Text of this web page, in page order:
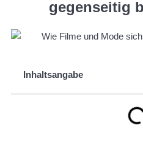
gegenseitig
Inhaltsangabe